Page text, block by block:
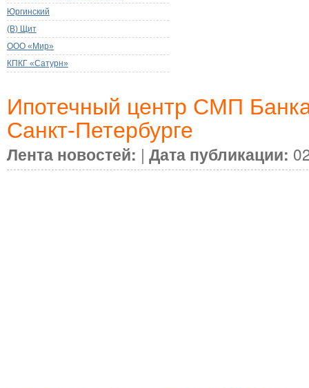
Юргинский
(В) Щит
ООО «Мир»
КПКГ «Сатурн»
Ипотечный центр СМП
Санкт-Петербурге
Лента новостей: | Дата публикации: